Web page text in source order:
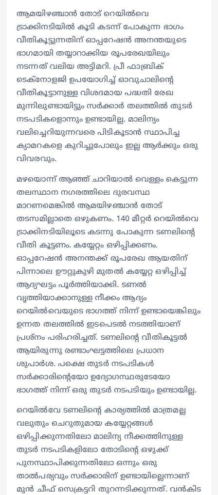
ആമയിഴഞ്ചാൻ തോട് റെയിൽവെ
ട്രാക്കിനടിയിൽ കൂടി കടന്ന് പോകുന്ന ഭാഗം
വീതികൂട്ടുന്നതിന് ഓപ്പറേഷൻ അനന്തയുടെ
ഭാഗമായി തയ്യാറാക്കിയ രൂപരേഖയിലും
നടന്നത് വലിയ അട്ടിമറി. പ്രീ ഫാബ്രിക്
ടെക്നോളജി ഉപയോഗിച്ച് ഓവുചാലിന്‍റെ
വീതികൂട്ടാനുള്ള വിശദമായ പദ്ധതി രേഖ
മുന്നിലുണ്ടായിട്ടും സര്‍ക്കാര്‍ തലത്തിൽ തുടര്‍
നടപടികളൊന്നും ഉണ്ടായില്ല. മാലിന്യം
വലിച്ചെറിയുന്നവരെ പിടികൂടാൻ സ്ഥാപിച്ച
ക്യാമറകളെ കുറിച്ചുപോലും ഇല്ല ആര്‍ക്കും ഒരു
വിവരവും.
മഴയൊന്ന് ആഞ്ഞ് ചാറിയാൽ വെള്ളം കെട്ടുന്ന
തലസ്ഥാന നഗരത്തിലെ ദുരവസ്ഥ
മാറണമെങ്കിൽ ആമയിഴഞ്ചാൻ തോട്
തടസമില്ലാതെ ഒഴുകണം. 140 മീറ്റർ റെയിൽവെ
ട്രാക്കിനടിയിലൂടെ കടന്നു പോകുന്ന ടണലിന്‍റെ
വീതി കൂട്ടണം. കയ്യേറ്റം ഒഴിപ്പിക്കണം.
ഓപ്പറേഷൻ അനന്തക്ക് രൂപരേഖ ആയതിന്
പിന്നാലെ ഊറ്റുകുഴി മുതൽ കയ്യേറ്റ ഒഴിപ്പിച്ച്
ആദ്യഘട്ടം പൂർത്തിയാക്കി. ടണൽ
വൃത്തിയാക്കാനുള്ള നീക്കം ആദ്യം
റെയിൽവെയുടെ ഭാഗത്ത് നിന്ന് ഉണ്ടായെങ്കിലും
ഉന്നത തലത്തിൽ ഇടപെടൽ നടത്തിയാണ്
പ്രശ്നം പരിഹരിച്ചത്. ടണലിന്‍റെ വീതികൂട്ടൽ
ആയിരുന്നു രണ്ടാംഘട്ടത്തിലെ പ്രധാന
ശുപാര്‍ശ. പക്ഷെ തുടര്‍ നടപടികൾ
സര്‍ക്കാരിന്‍റെയോ ഉദ്യോഗസ്ഥരുടേയോ
ഭാഗത്ത് നിന്ന് ഒരു തുടര്‍ നടപടിയും ഉണ്ടായില്ല.
റെയിൽവേ ടണലിന്‍റെ കാര്യത്തിൽ മാത്രമല്ല
വലുതും ചെറുതുമായ കയ്യേറ്റങ്ങൾ
ഒഴിപ്പിക്കുന്നതിലോ മാലിന്യ നീക്കത്തിനുള്ള
തുടര്‍ നടപടികളിലോ തോടിന്‍റെ ഒഴുക്ക്
പുനസ്ഥാപിക്കുന്നതിലോ ഒന്നും ഒരു
താൽപര്യവും സര്‍ക്കാരിന് ഉണ്ടായില്ലെന്നാണ്
മുൻ ചീഫ് സെക്രട്ടറി തുറന്നടിക്കുന്നത്. വൻകിട